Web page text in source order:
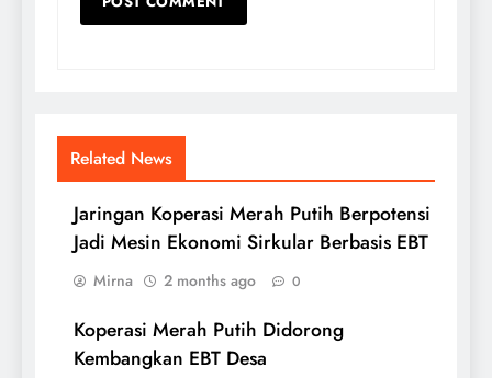
Related News
Jaringan Koperasi Merah Putih Berpotensi
Jadi Mesin Ekonomi Sirkular Berbasis EBT
Mirna 2 months ago 0
Koperasi Merah Putih Didorong
Kembangkan EBT Desa